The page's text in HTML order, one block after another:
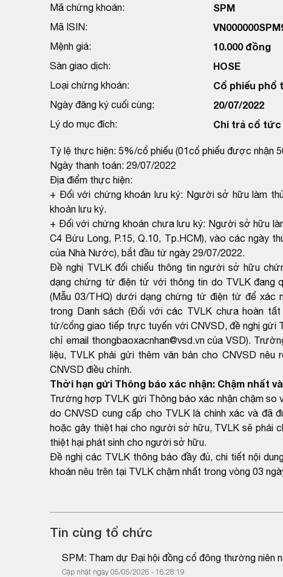
Mã chứng khoán: SPM
Mã ISIN:
Mệnh giá: 10.000 đồng
Sàn giao dịch: HOSE
Loại chứng khoán: Cổ phiếu phổ
Ngày đăng ký cuối cùng: 20/07/2022
Lý do mục đích: Chi trả cổ tức
Tỷ lệ thực hiện: 5%/cổ phiếu (01cổ phiếu được nhận
Ngày thanh toán: 29/07/2022
Địa điểm thực hiện:
+ Đối với chứng khoán lưu ký: Người sở hữu làm
khoản lưu ký.
+ Đối với chứng khoán chưa lưu ký: Người sở hữu
C4 Bửu Long, P.15, Q.10, Tp.HCM), vào các ngày
của Nhà Nước), bắt đầu từ ngày 29/07/2022.
Đề nghị TVLK đối chiếu thông tin người sở hữu
dạng chứng từ điện tử với thông tin do TVLK đang
(Mẫu 03/THQ) dưới dạng chứng từ điện tử để xác
trong Danh sách (Đối với các TVLK chưa hoàn
tử/cổng giao tiếp trực tuyến với CNVSD, đề nghị gửi
chỉ email thongbaoxacnhan@vsd.vn của VSD).
liệu, TVLK phải gửi thêm văn bản cho CNVSD
CNVSD điều chỉnh.
Thời hạn gửi Thông báo xác nhận: Chậm nhất
Trường hợp TVLK gửi Thông báo xác nhận chậm so
do CNVSD cung cấp cho TVLK là chính xác và đã
hoặc gây thiệt hại cho người sở hữu, TVLK sẽ phải
thiệt hại phát sinh cho người sở hữu.
Đề nghị các TVLK thông báo đầy đủ, chi tiết nội
khoán nêu trên tại TVLK chậm nhất trong vòng 03
Tin cùng tổ chức
SPM: Tham dự Đại hội đồng cổ đông thường niên
Cập nhật ngày 05/05/2026 - 16:28:19